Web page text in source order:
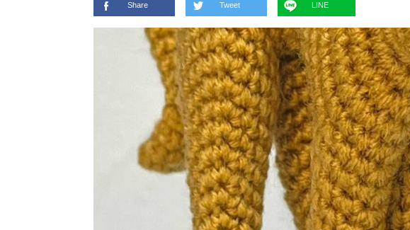
Share Tweet LINE